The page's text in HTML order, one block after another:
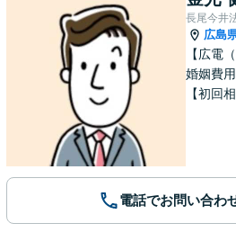
長尾今井
広島
【広電
婚姻費
【初回
電話でお問い合わ